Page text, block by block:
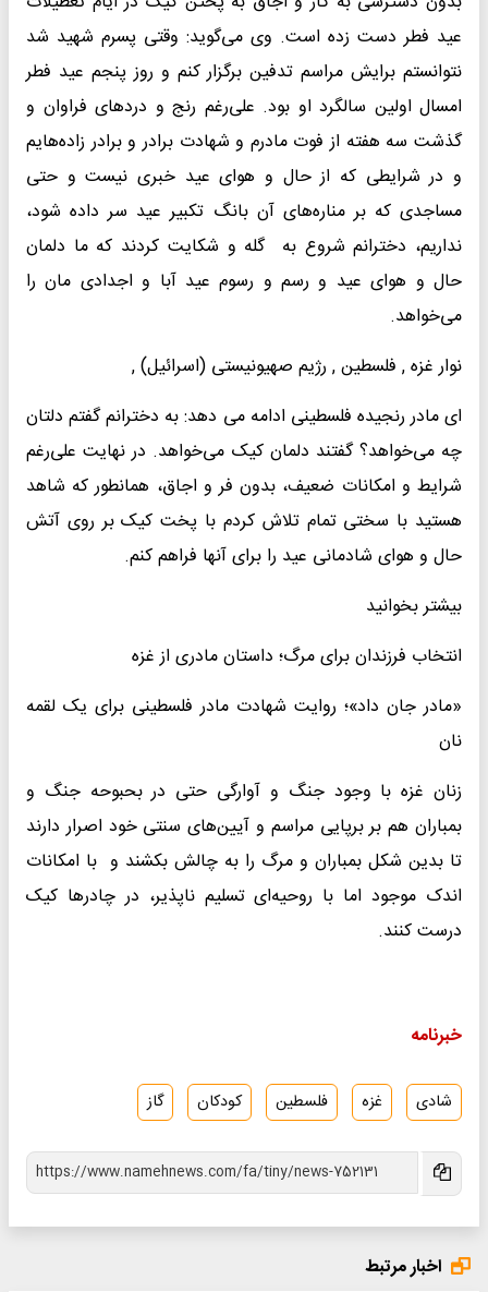
عید فطر دست زده است. وی می‌گوید: وقتی پسرم شهید شد
نتوانستم برایش مراسم تدفین برگزار کنم و روز پنجم عید فطر
امسال اولین سالگرد او بود. علی‌رغم رنج و دردهای فراوان و
گذشت سه هفته از فوت مادرم و شهادت برادر و برادر زاده‌هایم
و در شرایطی که از حال و هوای عید خبری نیست و حتی
مساجدی که بر مناره‌های آن بانگ تکبیر عید سر داده شود،
نداریم، دخترانم شروع به گله و شکایت کردند که ما دلمان
حال و هوای عید و رسم و رسوم عید آبا و اجدادی مان را
می‌خواهد.
نوار غزه , فلسطین , رژیم صهیونیستی (اسرائیل) ,
ای مادر رنجیده فلسطینی ادامه می دهد: به دخترانم گفتم دلتان
چه می‌خواهد؟ گفتند دلمان کیک می‌خواهد. در نهایت علی‌رغم
شرایط و امکانات ضعیف، بدون فر و اجاق، همانطور که شاهد
هستید با سختی تمام تلاش کردم با پخت کیک بر روی آتش
حال و هوای شادمانی عید را برای آنها فراهم کنم.
بیشتر بخوانید
انتخاب فرزندان برای مرگ؛ داستان مادری از غزه
«مادر جان داد»؛ روایت شهادت مادر فلسطینی برای یک لقمه
نان
زنان غزه با وجود جنگ و آوارگی حتی در بحبوحه جنگ و
بمباران هم بر برپایی مراسم و آیین‌های سنتی خود اصرار دارند
تا بدین شکل بمباران و مرگ را به چالش بکشند و با امکانات
اندک موجود اما با روحیه‌ای تسلیم ناپذیر، در چادرها کیک
درست کنند.
خبرنامه
شادی غزه فلسطین کودکان گاز
اخبار مرتبط